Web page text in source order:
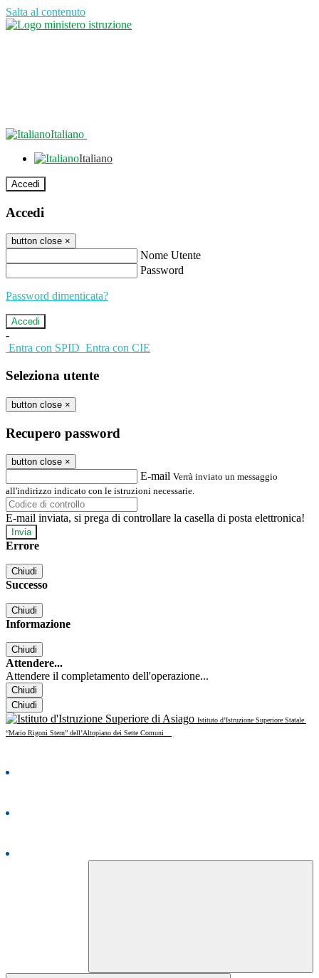
Salta al contenuto
Italiano
Italiano
Accedi
Accedi
button close ×
Nome Utente
Password
Password dimenticata?
-
Entra con SPID Entra con CIE
Seleziona utente
button close ×
Recupero password
button close ×
E-mail Verrà inviato un messaggio
all'indirizzo indicato con le istruzioni necessarie.
E-mail inviata, si prega di controllare la casella di posta elettronica!
Errore
Chiudi
Successo
Chiudi
Informazione
Chiudi
Attendere...
Attendere il completamento dell'operazione...
Chiudi
Chiudi
Istituto d’Istruzione Superiore Statale
“Mario Rigoni Stern” dell’Altopiano dei Sette Comuni